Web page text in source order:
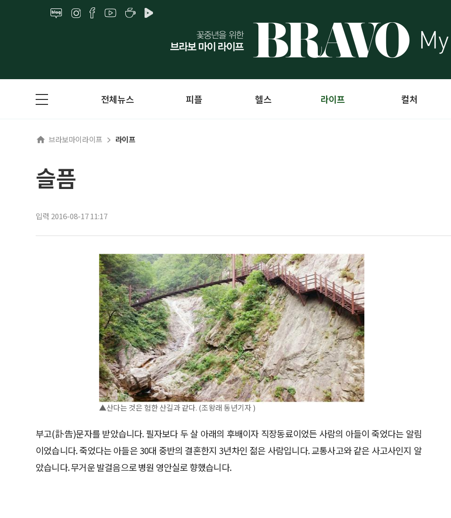
전체뉴스 피플 헬스 라이프 컬처
브라보마이라이프 라이프
슬픔
입력 2016-08-17 11:17
▲산다는 것은 험한 산길과 같다. (조왕래 동년기자 )
부고(訃告)문자를 받았습니다. 필자보다 두 살 아래의 후배이자 직장동료이었든 사람의 아들이 죽었다는 알림
이었습니다. 죽었다는 아들은 30대 중반의 결혼한지 3년차인 젊은 사람입니다. 교통사고와 같은 사고사인지 알
았습니다. 무거운 발걸음으로 병원 영안실로 향했습니다.